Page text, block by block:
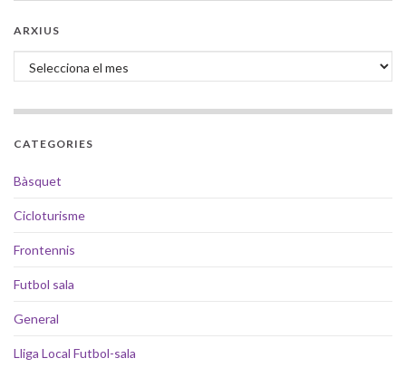
ARXIUS
Arxius
CATEGORIES
Bàsquet
Cicloturisme
Frontennis
Futbol sala
General
Lliga Local Futbol-sala